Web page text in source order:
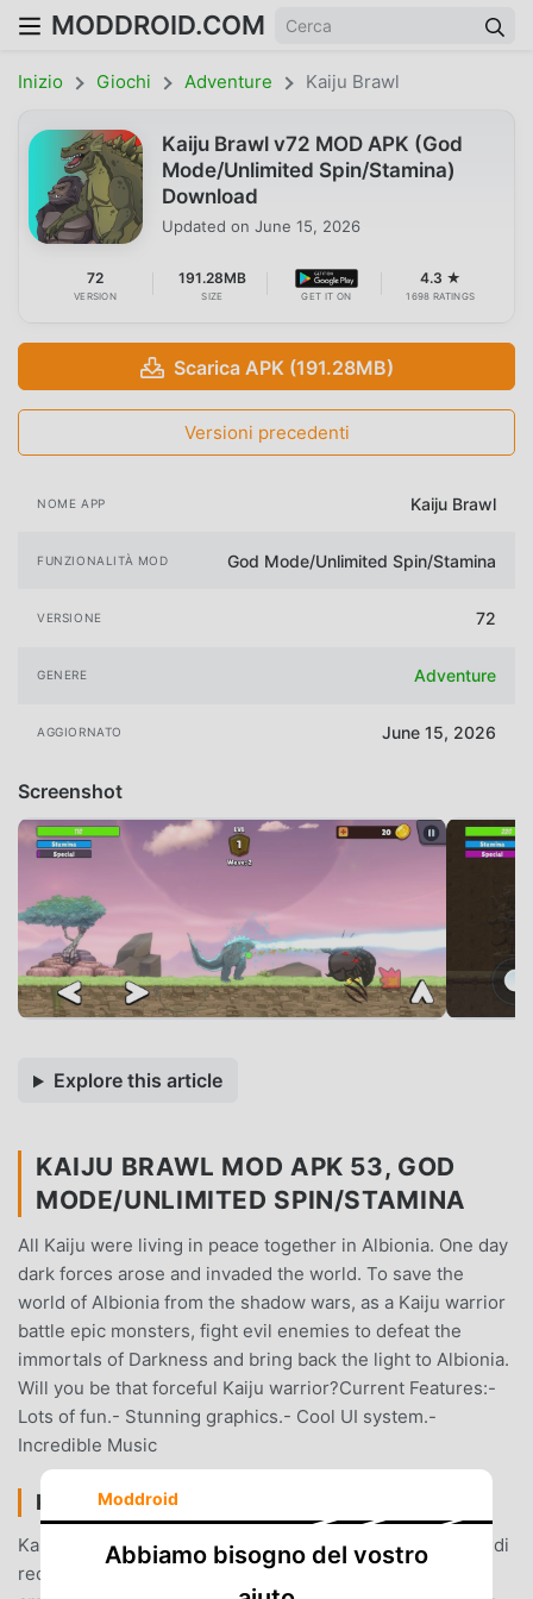
MODDROID.COM
Inizio Giochi Adventure Kaiju Brawl
Kaiju Brawl v72 MOD APK (God
Mode/Unlimited Spin/Stamina)
Download
Updated on June 15, 2026
72
VERSION
191.28MB
SIZE GET IT ON
4.3 ★
1698 RATINGS
Scarica APK (191.28MB)
Versioni precedenti
NOME APP Kaiju Brawl
FUNZIONALITÀ MOD God Mode/Unlimited Spin/Stamina
VERSIONE 72
GENERE Adventure
AGGIORNATO June 15, 2026
Screenshot
Explore this article
KAIJU BRAWL MOD APK 53, GOD
MODE/UNLIMITED SPIN/STAMINA
All Kaiju were living in peace together in Albionia. One day
dark forces arose and invaded the world. To save the
world of Albionia from the shadow wars, as a Kaiju warrior
battle epic monsters, fight evil enemies to defeat the
immortals of Darkness and bring back the light to Albionia.
Will you be that forceful Kaiju warrior?Current Features:-
Lots of fun.- Stunning graphics.- Cool UI system.-
Incredible Music
KAIJU BRAWL INTRODUZIONE
Kaiju Brawl Essendo un gioco adventure molto popolare di
recente, ha guadagnato molti fan in tutto il mondo che
Moddroid
Abbiamo bisogno del vostro